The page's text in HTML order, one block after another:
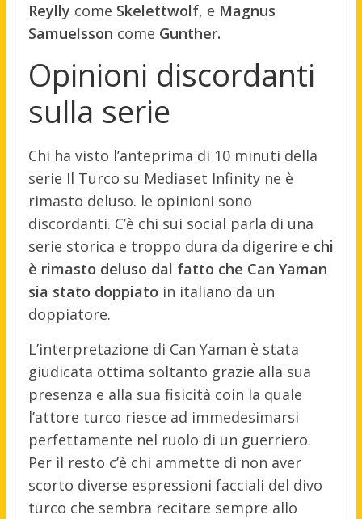
Reylly come Skelettwolf, e Magnus
Samuelsson come Gunther.
Opinioni discordanti
sulla serie
Chi ha visto l’anteprima di 10 minuti della
serie Il Turco su Mediaset Infinity ne è
rimasto deluso. le opinioni sono
discordanti. C’è chi sui social parla di una
serie storica e troppo dura da digerire e chi
è rimasto deluso dal fatto che Can Yaman
sia stato doppiato in italiano da un
doppiatore.
L’interpretazione di Can Yaman è stata
giudicata ottima soltanto grazie alla sua
presenza e alla sua fisicità coin la quale
l’attore turco riesce ad immedesimarsi
perfettamente nel ruolo di un guerriero.
Per il resto c’è chi ammette di non aver
scorto diverse espressioni facciali del divo
turco che sembra recitare sempre allo